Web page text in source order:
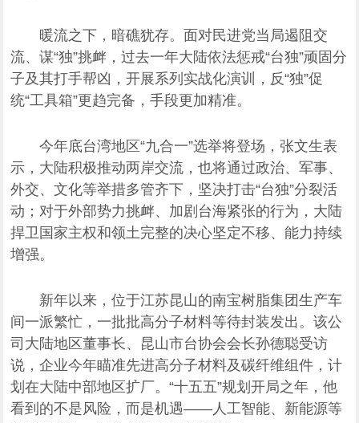
暖流之下，暗礁犹存。面对民进党当局遏阻交
流、谋“独”挑衅，过去一年大陆依法惩戒“台独”顽固分
子及其打手帮凶，开展系列实战化演训，反“独”促
统“工具箱”更趋完备，手段更加精准。
今年底台湾地区“九合一”选举将登场，张文生表
示，大陆积极推动两岸交流，也将通过政治、军事、
外交、文化等举措多管齐下，坚决打击“台独”分裂活
动；对于外部势力挑衅、加剧台海紧张的行为，大陆
捍卫国家主权和领土完整的决心坚定不移、能力持续
增强。
新年以来，位于江苏昆山的南宝树脂集团生产车
间一派繁忙，一批批高分子材料等待封装发出。该公
司大陆地区董事长、昆山市台协会会长孙德聪受访
说，企业今年瞄准先进高分子材料及碳纤维组件，计
划在大陆中部地区扩厂。“十五五”规划开局之年，他
看到的不是风险，而是机遇——人工智能、新能源等